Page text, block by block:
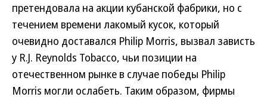
претендовала на акции кубанской фабрики, но c
течением времени лакомый кусок, который
очевидно доставался Philip Morris, вызвал зависть
у R.J. Reynolds Tobacco, чьи позиции на
отечественном рынке в случае победы Philip
Morris могли ослабеть. Таким образом, фирмы